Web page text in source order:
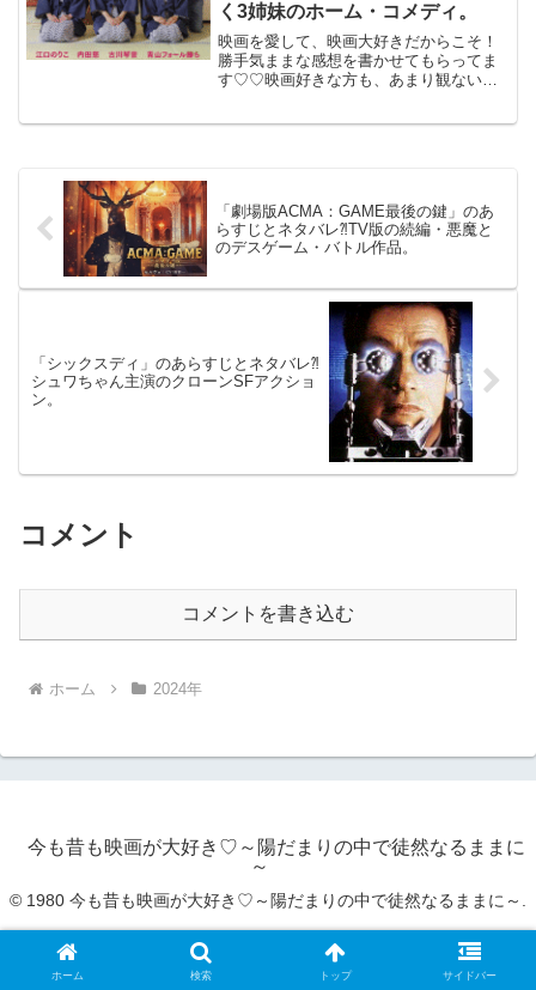
く3姉妹のホーム・コメディ。
映画を愛して、映画大好きだからこそ！
勝手気ままな感想を書かせてもらってま
す♡♡映画好きな方も、あまり観ない方
「劇場版ACMA：GAME最後の鍵」のあ
らすじとネタバレ⁈TV版の続編・悪魔と
のデスゲーム・バトル作品。
「シックスディ」のあらすじとネタバレ⁈
シュワちゃん主演のクローンSFアクショ
ン。
コメント
コメントを書き込む
ホーム 2024年
今も昔も映画が大好き♡～陽だまりの中で徒然なるままに
～
© 1980 今も昔も映画が大好き♡～陽だまりの中で徒然なるままに～.
ホーム 検索 トップ サイドバー